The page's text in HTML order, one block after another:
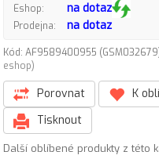
Eshop: na dotaz
Prodejna: na dotaz
Kód: AF9589400955
eshop)
Porovnat K
Tisknout
Další oblíbené produkty z této